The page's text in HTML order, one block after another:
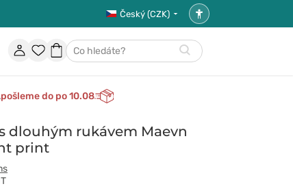
Český (CZK)
Nastavení
přístupnosti
ÚčetOblíbené
Nákupní
Hledat
pošleme do po 10.08
dlouhým rukávem Maevn
print